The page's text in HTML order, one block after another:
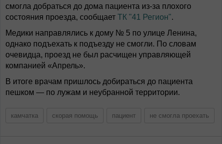
смогла добраться до дома пациента из-за плохого
состояния проезда, сообщает ТК "41 Регион".
Медики направлялись к дому № 5 по улице Ленина,
однако подъехать к подъезду не смогли. По словам
очевидца, проезд не был расчищен управляющей
компанией «Апрель».
В итоге врачам пришлось добираться до пациента
пешком — по лужам и неубранной территории.
камчатка скорая помощь пациент не смогла проехать